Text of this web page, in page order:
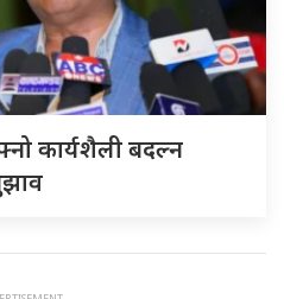
कार्यशैली बदल्न